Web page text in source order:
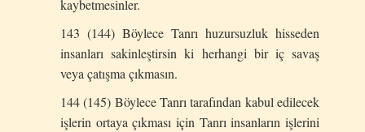
kaybetmesinler.
143 (144) Böylece Tanrı huzursuzluk hisseden
insanları sakinleştirsin ki herhangi bir iç savaş
veya çatışma çıkmasın.
144 (145) Böylece Tanrı tarafından kabul edilecek
işlerin ortaya çıkması için Tanrı insanların işlerini